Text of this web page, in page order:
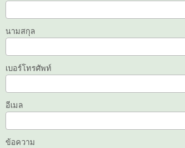
นามสกุล
เบอร์โทรศัพท์
อีเมล
ข้อความ